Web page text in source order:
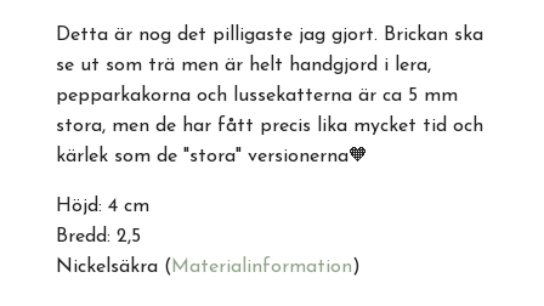
Detta är nog det pilligaste jag gjort. Brickan ska
se ut som trä men är helt handgjord i lera,
pepparkakorna och lussekatterna är ca 5 mm
stora, men de har fått precis lika mycket tid och
kärlek som de "stora" versionerna🧡
Höjd: 4 cm
Bredd: 2,5
Nickelsäkra (Materialinformation)